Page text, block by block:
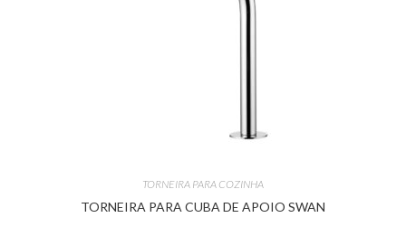
TORNEIRA PARA COZINHA
TORNEIRA PARA CUBA DE APOIO SWAN